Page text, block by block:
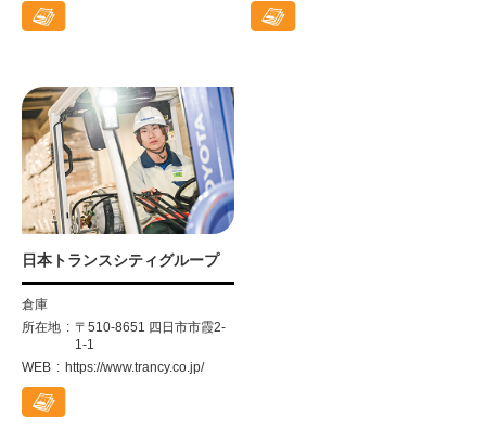
日本トランスシティグループ
倉庫
所在地
〒510-8651 四日市市霞2-
1-1
WEB
https://www.trancy.co.jp/